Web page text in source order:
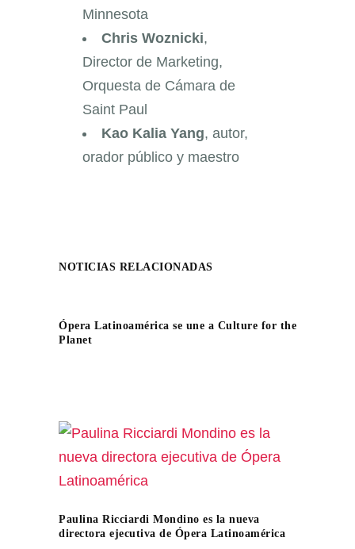
Minnesota
Chris Woznicki,
Director de Marketing,
Orquesta de Cámara de
Saint Paul
Kao Kalia Yang, autor,
orador público y maestro
NOTICIAS RELACIONADAS
Ópera Latinoamérica se une a Culture for the
Planet
Paulina Ricciardi Mondino es la nueva
directora ejecutiva de Ópera Latinoamérica